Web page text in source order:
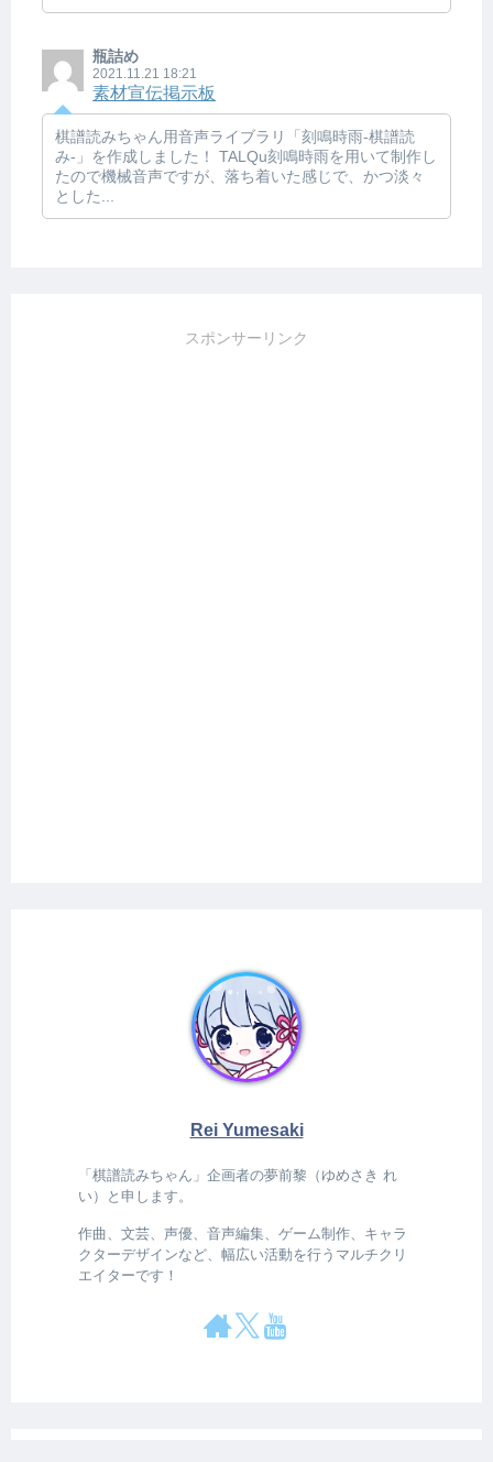
瓶詰め
2021.11.21 18:21
素材宣伝掲示板
棋譜読みちゃん用音声ライブラリ「刻鳴時雨-棋譜読
み-」を作成しました！ TALQu刻鳴時雨を用いて制作し
たので機械音声ですが、落ち着いた感じで、かつ淡々
とした...
スポンサーリンク
Rei Yumesaki
「棋譜読みちゃん」企画者の夢前黎（ゆめさき れ
い）と申します。
作曲、文芸、声優、音声編集、ゲーム制作、キャラ
クターデザインなど、幅広い活動を行うマルチクリ
エイターです！